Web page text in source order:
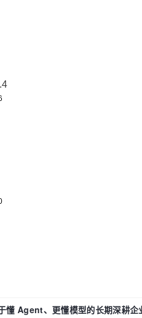
懂 Agent、更懂模型的长期深耕企